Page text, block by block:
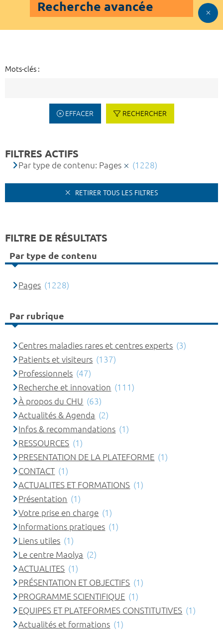
Recherche avancée
Mots-clés :
EFFACER RECHERCHER
FILTRES ACTIFS
Par type de contenu: Pages (1228)
RETIRER TOUS LES FILTRES
FILTRE DE RÉSULTATS
Par type de contenu
Pages (1228)
Par rubrique
Centres maladies rares et centres experts (3)
Patients et visiteurs (137)
Professionnels (47)
Recherche et innovation (111)
À propos du CHU (63)
Actualités & Agenda (2)
Infos & recommandations (1)
RESSOURCES (1)
PRESENTATION DE LA PLATEFORME (1)
CONTACT (1)
ACTUALITES ET FORMATIONS (1)
Présentation (1)
Votre prise en charge (1)
Informations pratiques (1)
Liens utiles (1)
Le centre Maolya (2)
ACTUALITES (1)
PRÉSENTATION ET OBJECTIFS (1)
PROGRAMME SCIENTIFIQUE (1)
EQUIPES ET PLATEFORMES CONSTITUTIVES (1)
Actualités et formations (1)